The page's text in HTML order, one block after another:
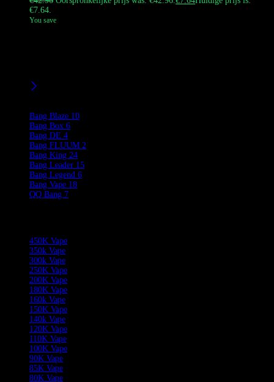
€7.64.
You save
Bang Blaze 10
Bang Box 6
Bang DE 4
Bang FLUUM 2
Bang King 24
Bang Leader 15
Bang Legend 6
Bang Vape 18
QQ Bang 7
450K Vape
350k Vape
300k Vape
250K Vape
200K Vape
180K Vape
160k Vape
150K Vape
140k Vape
120K Vape
110K Vape
100K Vape
90K Vape
85K Vape
80K Vape